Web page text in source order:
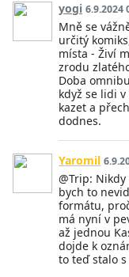
yogi 6.9.2024
Mně se
určitý
místa - Živí
zrodu
Doba
když se lidi
kazet a
dodnes.
Yaromil
@Trip:
bych to
formátu,
má nyní v
až jednou
dojde k
to teď stalo